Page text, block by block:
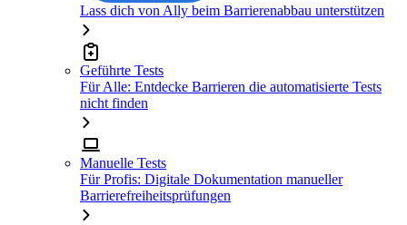
Lass dich von Ally beim Barrierenabbau unterstützen
Geführte Tests
Für Alle: Entdecke Barrieren die automatisierte Tests
nicht finden
Manuelle Tests
Für Profis: Digitale Dokumentation manueller
Barrierefreiheitsprüfungen